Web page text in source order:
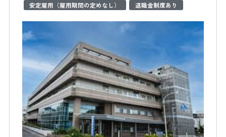
安定雇用（雇用期間の定めなし）
退職金制度あり